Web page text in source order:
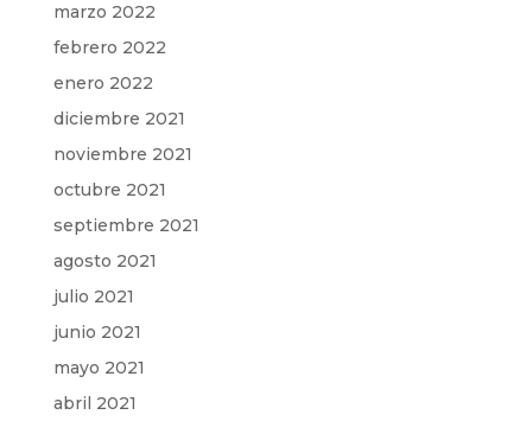
marzo 2022
febrero 2022
enero 2022
diciembre 2021
noviembre 2021
octubre 2021
septiembre 2021
agosto 2021
julio 2021
junio 2021
mayo 2021
abril 2021